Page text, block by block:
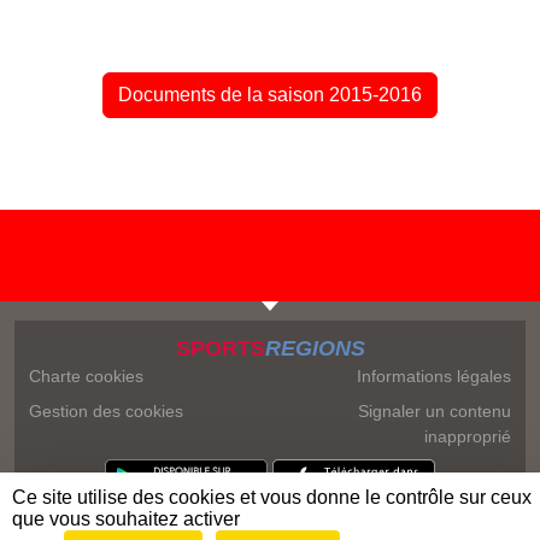
Documents de la saison 2015-2016
SPORTSREGIONS
Charte cookies
Gestion des cookies
Informations légales
Signaler un contenu
inapproprié
Ce site utilise des cookies et vous donne le contrôle sur ceux
que vous souhaitez activer